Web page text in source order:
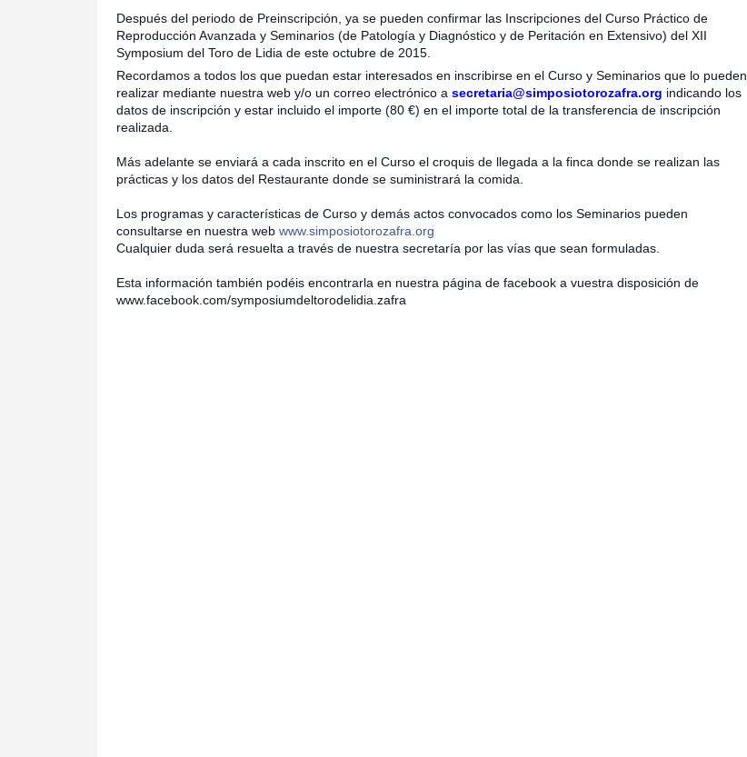
Después del periodo de Preinscripción, ya se pueden confirmar las Inscripciones del Curso Práctico de
Reproducción Avanzada y Seminarios (de Patología y Diagnóstico y de Peritación en Extensivo) del XII
Symposium del Toro de Lidia de este octubre de 2015.
Recordamos a todos los que puedan estar interesados en inscribirse en el Curso y Seminarios que lo pueden
realizar mediante nuestra web y/o un correo electrónico a secretaria@simposiotorozafra.org indicando los
datos de inscripción y estar incluido el importe (80 €) en el importe total de la transferencia de inscripción
realizada.
Más adelante se enviará a cada inscrito en el Curso el croquis de llegada a la finca donde se realizan las
prácticas y los datos del Restaurante donde se suministrará la comida.
Los programas y características de Curso y demás actos convocados como los Seminarios pueden
consultarse en nuestra web www.simposiotorozafra.org
Cualquier duda será resuelta a través de nuestra secretaría por las vías que sean formuladas.
Esta información también podéis encontrarla en nuestra página de facebook a vuestra disposición de
www.facebook.com/symposiumdeltorodelidia.zafra